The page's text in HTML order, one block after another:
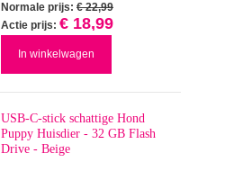
Normale prijs: € 22,99
Actie prijs: € 18,99
In winkelwagen
USB-C-stick schattige Hond
Puppy Huisdier - 32 GB Flash
Drive - Beige